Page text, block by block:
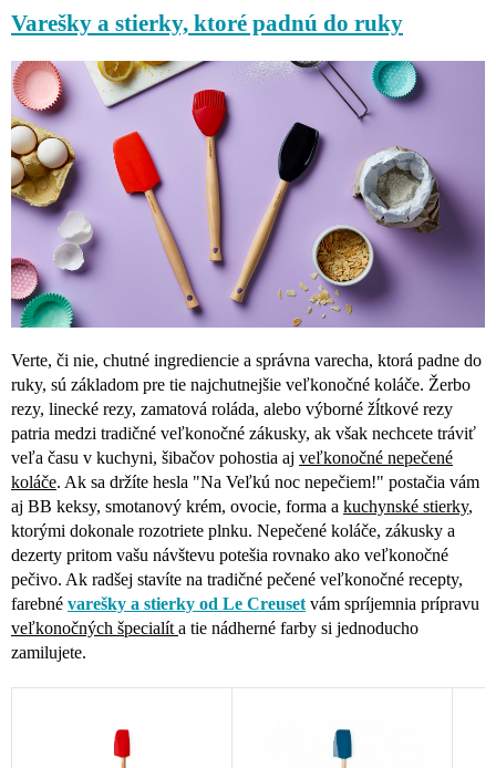
Varešky a stierky, ktoré padnú do ruky
Verte, či nie, chutné ingrediencie a správna varecha, ktorá padne do
ruky, sú základom pre tie najchutnejšie veľkonočné koláče. Žerbo
rezy, linecké rezy, zamatová roláda, alebo výborné žĺtkové rezy
patria medzi tradičné veľkonočné zákusky, ak však nechcete tráviť
veľa času v kuchyni, šibačov pohostia aj veľkonočné nepečené
koláče. Ak sa držíte hesla "Na Veľkú noc nepečiem!" postačia vám
aj BB keksy, smotanový krém, ovocie, forma a kuchynské stierky,
ktorými dokonale rozotriete plnku. Nepečené koláče, zákusky a
dezerty pritom vašu návštevu potešia rovnako ako veľkonočné
pečivo. Ak radšej stavíte na tradičné pečené veľkonočné recepty,
farebné varešky a stierky od Le Creuset vám spríjemnia prípravu
veľkonočných špecialít a tie nádherné farby si jednoducho
zamilujete.